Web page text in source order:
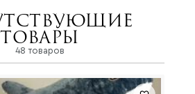
товары
48 товаров